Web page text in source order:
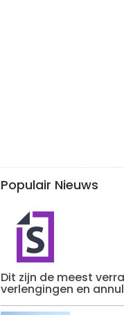
Populair Nieuws
Dit zijn de meest
verlengingen en